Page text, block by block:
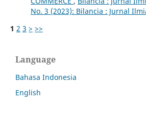
No. 3 (2023): Bilancia : Jurnal
1 2 3 > >>
Language
Bahasa Indonesia
English